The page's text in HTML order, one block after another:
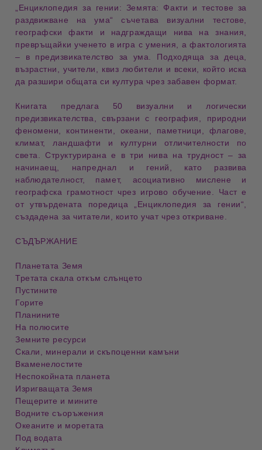
„Енциклопедия за гении: Земята: Факти и тестове за
раздвижване на ума“
съчетава визуални тестове
географски факти
и надграждащи нива на знания
превръщайки ученето в игра с умения , а фактологията
– в предизвикателство за ума . Подходяща за деца
възрастни
,учители квиз любители и всеки, който иска
да разшириобщата си култура чреззабавен формат.
Книгата предлага 50 визуални и логически
предизвикателства , свързани с география
природни
феномени
континенти океани паметници флагове
климат, ландшафти и културни отличителности по
света. Структурирана е втри нива на трудност – за
начинаещ
напреднал и гений
, като развива
наблюдателност, памет, асоциативно мислене и
географска грамотност чрез игрово обучение . Част е
от утвърдената поредица
„Енциклопедия за гении“
създадена за читатели, които учат чрез откриване
СЪДЪРЖАНИЕ
Планетата Земя
Третата скала откъм слънцето
Пустините
Горите
Планините
На полюсите
Земните ресурси
Скали, минерали и скъпоценни камъни
Вкаменелостите
Неспокойната планета
Изригващата Земя
Пещерите и мините
Водните съоръжения
Океаните и моретата
Под водата